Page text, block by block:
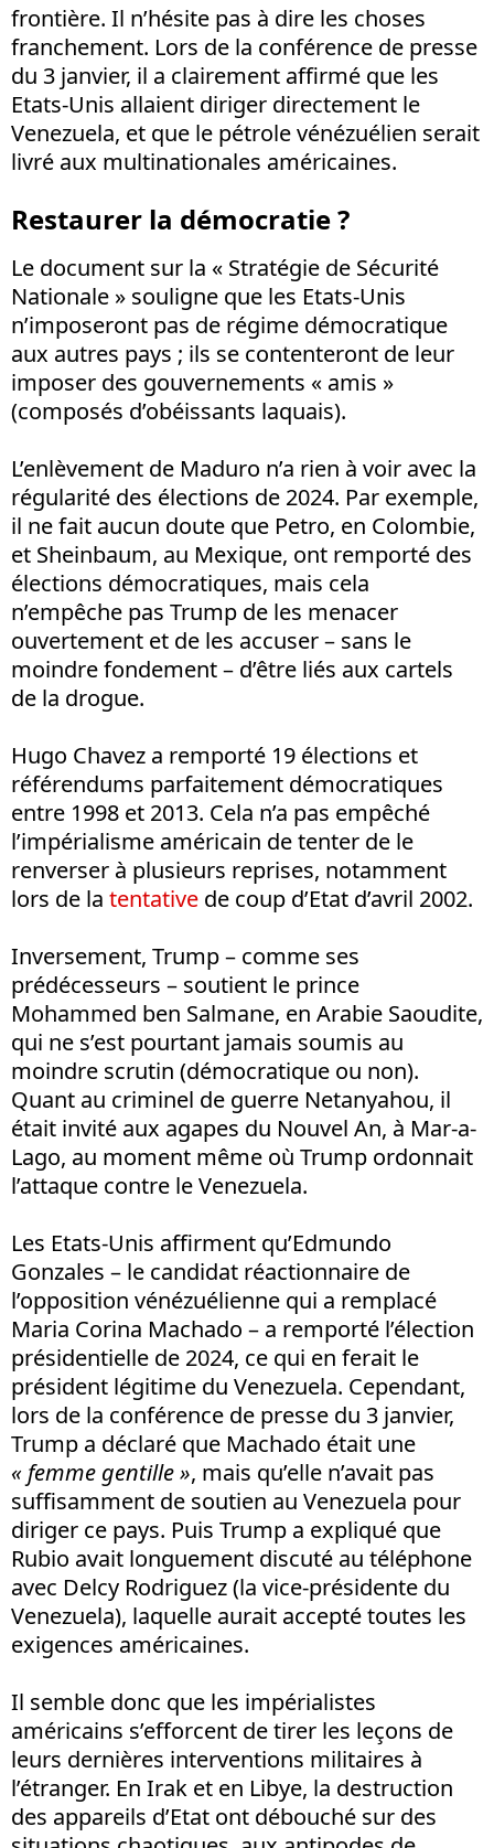
frontière. Il n’hésite pas à dire les choses
franchement. Lors de la conférence de presse
du 3 janvier, il a clairement affirmé que les
Etats-Unis allaient diriger directement le
Venezuela, et que le pétrole vénézuélien serait
livré aux multinationales américaines.
Restaurer la démocratie ?
Le document sur la « Stratégie de Sécurité
Nationale » souligne que les Etats-Unis
n’imposeront pas de régime démocratique
aux autres pays ; ils se contenteront de leur
imposer des gouvernements « amis »
(composés d’obéissants laquais).
L’enlèvement de Maduro n’a rien à voir avec la
régularité des élections de 2024. Par exemple,
il ne fait aucun doute que Petro, en Colombie,
et Sheinbaum, au Mexique, ont remporté des
élections démocratiques, mais cela
n’empêche pas Trump de les menacer
ouvertement et de les accuser – sans le
moindre fondement – d’être liés aux cartels
de la drogue.
Hugo Chavez a remporté 19 élections et
référendums parfaitement démocratiques
entre 1998 et 2013. Cela n’a pas empêché
l’impérialisme américain de tenter de le
renverser à plusieurs reprises, notamment
lors de la tentative de coup d’Etat d’avril 2002.
Inversement, Trump – comme ses
prédécesseurs – soutient le prince
Mohammed ben Salmane, en Arabie Saoudite,
qui ne s’est pourtant jamais soumis au
moindre scrutin (démocratique ou non).
Quant au criminel de guerre Netanyahou, il
était invité aux agapes du Nouvel An, à Mar-a-
Lago, au moment même où Trump ordonnait
l’attaque contre le Venezuela.
Les Etats-Unis affirment qu’Edmundo
Gonzales – le candidat réactionnaire de
l’opposition vénézuélienne qui a remplacé
Maria Corina Machado – a remporté l’élection
présidentielle de 2024, ce qui en ferait le
président légitime du Venezuela. Cependant,
lors de la conférence de presse du 3 janvier,
Trump a déclaré que Machado était une
« femme gentille », mais qu’elle n’avait pas
suffisamment de soutien au Venezuela pour
diriger ce pays. Puis Trump a expliqué que
Rubio avait longuement discuté au téléphone
avec Delcy Rodriguez (la vice-présidente du
Venezuela), laquelle aurait accepté toutes les
exigences américaines.
Il semble donc que les impérialistes
américains s’efforcent de tirer les leçons de
leurs dernières interventions militaires à
l’étranger. En Irak et en Libye, la destruction
des appareils d’Etat ont débouché sur des